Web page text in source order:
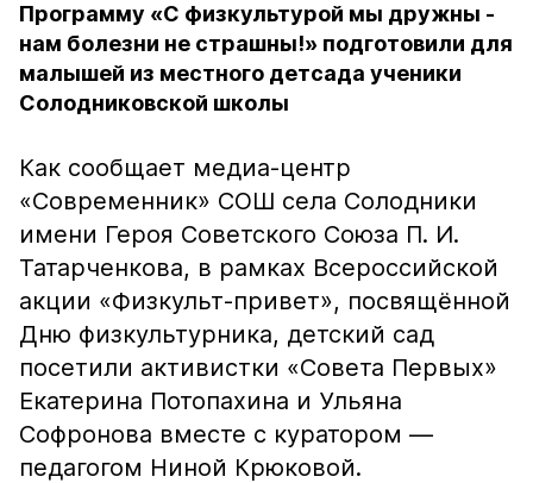
Программу «С физкультурой мы дружны -
нам болезни не страшны!» подготовили для
малышей из местного детсада ученики
Солодниковской школы
Как сообщает медиа-центр
«Современник» СОШ села Солодники
имени Героя Советского Союза П. И.
Татарченкова, в рамках Всероссийской
акции «Физкульт-привет», посвящённой
Дню физкультурника, детский сад
посетили активистки «Совета Первых»
Екатерина Потопахина и Ульяна
Софронова вместе с куратором —
педагогом Ниной Крюковой.